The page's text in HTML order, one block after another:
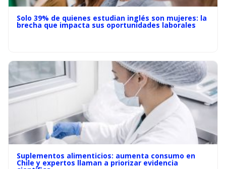
Solo 39% de quienes estudian inglés son mujeres: la
brecha que impacta sus oportunidades laborales
Suplementos alimenticios: aumenta consumo en
Chile y expertos llaman a priorizar evidencia